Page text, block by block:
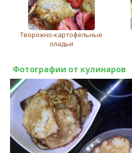
Творожно-картофельные
оладьи
Фотографии от кулинаров